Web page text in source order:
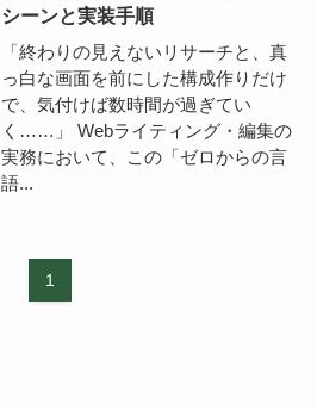
シーンと実装手順
「終わりの見えないリサーチと、真
っ白な画面を前にした構成作りだけ
で、気付けば数時間が過ぎてい
く……」 Webライティング・編集の
実務において、この「ゼロからの言
語...
1